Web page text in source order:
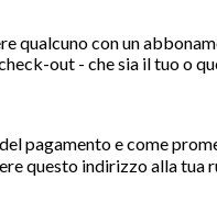
qualcuno con un
out - che sia il tuo o
pagamento e come
questo indirizzo alla tua